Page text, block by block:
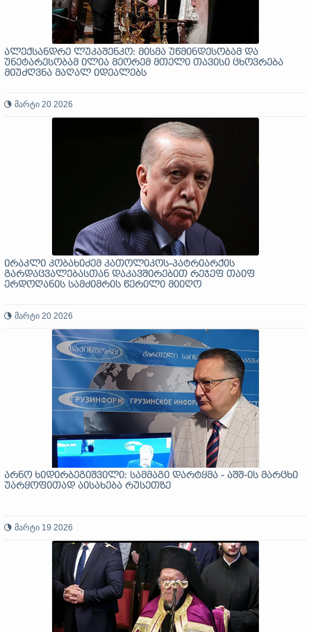
ალექსანდრე ლუკაშენკო: მისმა უწმინდესობამ და
უნეტარესობამ ილია მეორემ მთელი თავისი ცხოვრება
მიუძღვნა მაღალ იდეალებს
მარტი 20 2026
ირაკლი კობახიძემ კათოლიკოს-პატრიარქის
გარდაცვალებასთან დაკავშირებით რეჯეფ თაიფ
ერდოღანის სამძიმრის წერილი მიიღო
მარტი 20 2026
არნო ხიდირბეგიშვილი: სამმაგი დარტყმა - აშშ-ის მარცხი
უარყოფითად აისახება რუსეთზე
მარტი 19 2026